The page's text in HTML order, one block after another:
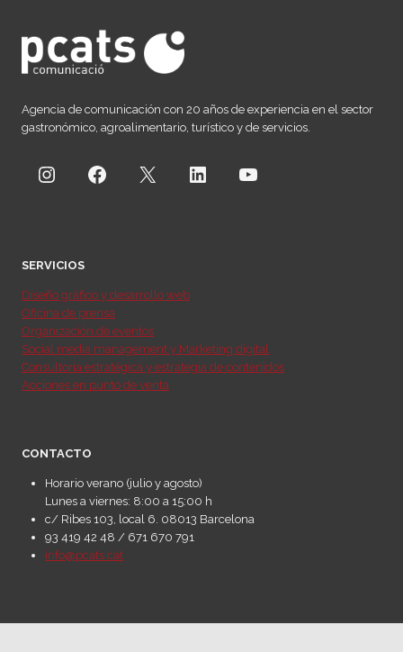
Agencia de comunicación con 20 años de experiencia en el sector
gastronómico, agroalimentario, turístico y de servicios.
InstagramFacebook
X LinkedInYouTube
SERVICIOS
Diseño gráfico y desarrollo web
Oficina de prensa
Organización de eventos
Social media management y Marketing digital
Consultoría estratégica y estrategia de contenidos
Acciones en punto de venta
CONTACTO
Horario verano (julio y agosto)
Lunes a viernes: 8:00 a 15:00 h
c/ Ribes 103, local 6. 08013 Barcelona
93 419 42 48 / 671 670 791
info@pcats.cat